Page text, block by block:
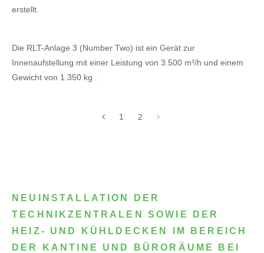
erstellt.
Die RLT-Anlage 3 (Number Two) ist ein Gerät zur
Innenaufstellung mit einer Leistung von 3.500 m³/h und einem
Gewicht von 1.350 kg .
1 2
NEUINSTALLATION DER
TECHNIKZENTRALEN SOWIE DER
HEIZ- UND KÜHLDECKEN IM BEREICH
DER KANTINE UND BÜRORÄUME BEI